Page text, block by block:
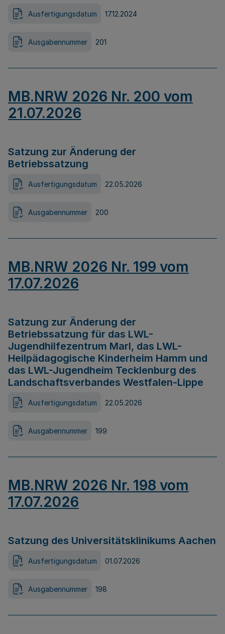
Ausfertigungsdatum 17.12.2024
Ausgabennummer 201
MB.NRW 2026 Nr. 200 vom
21.07.2026
Satzung zur Änderung der
Betriebssatzung
Ausfertigungsdatum 22.05.2026
Ausgabennummer 200
MB.NRW 2026 Nr. 199 vom
17.07.2026
Satzung zur Änderung der
Betriebssatzung für das LWL-
Jugendhilfezentrum Marl, das LWL-
Heilpädagogische Kinderheim Hamm und
das LWL-Jugendheim Tecklenburg des
Landschaftsverbandes Westfalen-Lippe
Ausfertigungsdatum 22.05.2026
Ausgabennummer 199
MB.NRW 2026 Nr. 198 vom
17.07.2026
Satzung des Universitätsklinikums Aachen
Ausfertigungsdatum 01.07.2026
Ausgabennummer 198